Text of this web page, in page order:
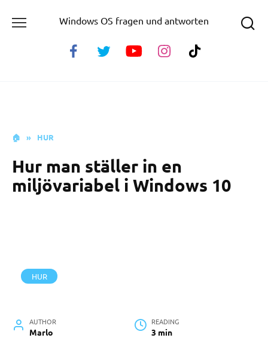
Windows OS fragen und antworten
🏠 » HUR
Hur man ställer in en
miljövariabel i Windows 10
HUR
AUTHOR
Marlo
READING
3 min